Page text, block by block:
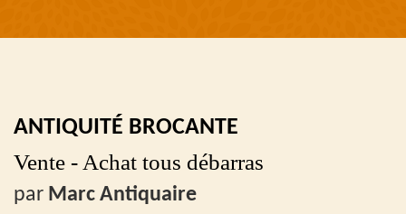
ANTIQUITÉ BROCANTE
Vente - Achat tous débarras
par Marc Antiquaire